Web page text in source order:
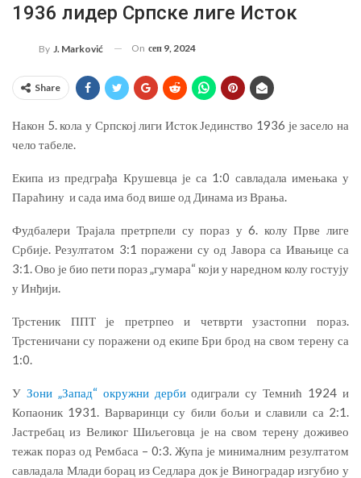
1936 лидер Српске лиге Исток
By J. Marković On сеп 9, 2024
Share
Након 5. кола у Српској лиги Исток Јединство 1936 је засело на
чело табеле.
Екипа из предграђа Крушевца је са 1:0 савладала имењака у
Параћину и сада има бод више од Динама из Врања.
Фудбалери Трајала претрпели су пораз у 6. колу Прве лиге
Србије. Резултатом 3:1 поражени су од Јавора са Ивањице са
3:1. Ово је био пети пораз „гумара“ који у наредном колу гостују
у Инђији.
Трстеник ППТ је претрпео и четврти узастопни пораз.
Трстеничани су поражени од екипе Бри брод на свом терену са
1:0.
У Зони „Запад“ окружни дербиодиграли су Темнић 1924 и
Копаоник 1931. Варваринци су били бољи и славили са 2:1.
Јастребац из Великог Шиљеговца је на свом терену доживео
тежак пораз од Рембаса – 0:3. Жупа је минималним резултатом
савладала Млади борац из Седлара док је Виноградар изгубио у